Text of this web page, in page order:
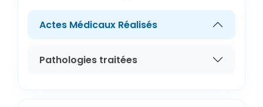
Actes Médicaux Réalisés
Pathologies traitées